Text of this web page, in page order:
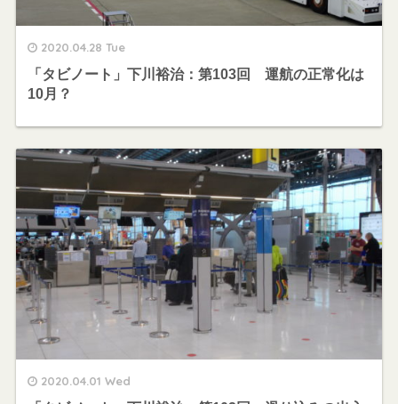
2020.04.28 Tue
「タビノート」下川裕治：第103回 運航の正常化は
10月？
2020.04.01 Wed